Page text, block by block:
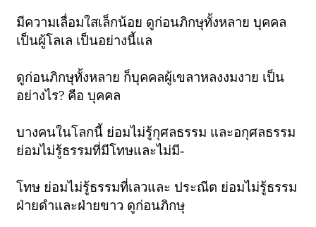
มีความเลื่อมใสเล็กน้อย ดูก่อนภิกษุทั้งหลาย บุคคล
เป็นผู้โลเล เป็นอย่างนี้แล
ดูก่อนภิกษุทั้งหลาย ก็บุคคลผู้เขลาหลงงมงาย เป็น
อย่างไร? คือ บุคคล
บางคนในโลกนี้ ย่อมไม่รู้กุศลธรรม และอกุศลธรรม
ย่อมไม่รู้ธรรมที่มีโทษและไม่มี-
โทษ ย่อมไม่รู้ธรรมที่เลวและ ประณีต ย่อมไม่รู้ธรรม
ฝ่ายดำและฝ่ายขาว ดูก่อนภิกษุ